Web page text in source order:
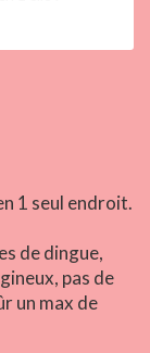
1 seul endroit.
de dingue,
pas de
un max de